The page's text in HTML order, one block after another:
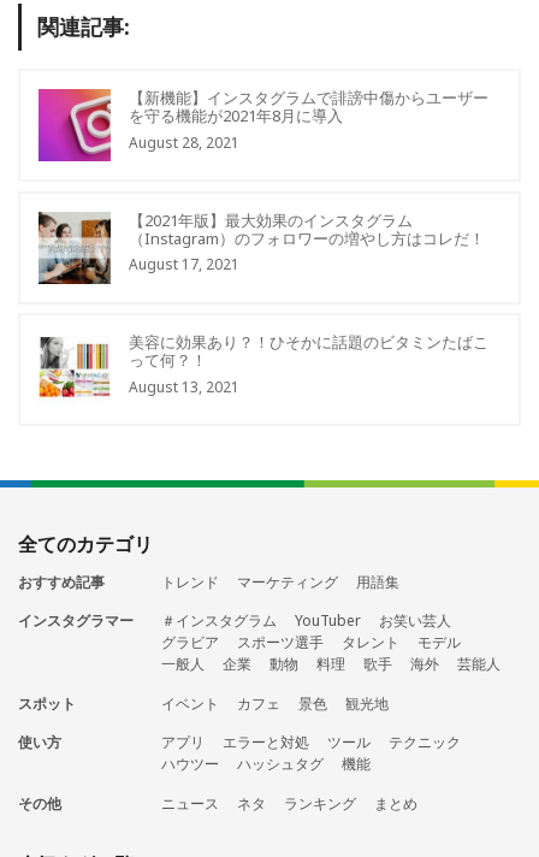
関連記事:
【新機能】インスタグラムで誹謗中傷からユーザー
を守る機能が2021年8月に導入
August 28, 2021
【2021年版】最大効果のインスタグラム
（Instagram）のフォロワーの増やし方はコレだ！
August 17, 2021
美容に効果あり？！ひそかに話題のビタミンたばこ
って何？！
August 13, 2021
全てのカテゴリ
おすすめ記事 トレンド マーケティング
用語集
インスタグラマー
＃インスタグラム YouTuber
お笑い芸人
グラビア
スポーツ選手 タレント
モデル
一般人
企業 動物 料理 歌手 海外
芸能人
スポット
イベント カフェ 景色
観光地
使い方
アプリ エラーと対処 ツール
テクニック
ハウツー
ハッシュタグ
機能
その他
ニュース ネタ ランキング まとめ